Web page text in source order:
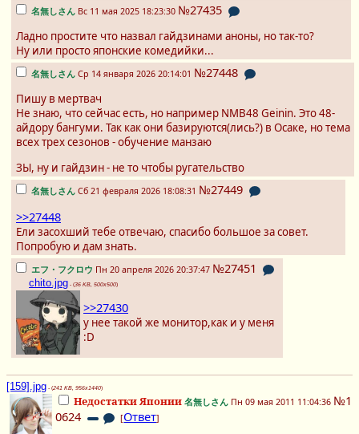
名無しさん Вс 11 мая 2025 18:23:30 №27435
Ладно простите что назвал гайдзинами аноны, но так-то?
Ну или просто японские комедийки...
名無しさん Ср 14 января 2026 20:14:01 №27448
Пишу в мертвач
Не знаю, что сейчас есть, но например NMB48 Geinin. Это 48-
айдору бангуми. Так как они базируются(лись?) в Осаке, но тема
всех трех сезонов - обучение манзаю
ЗЫ, ну и гайдзин - не то чтобы ругательство
名無しさん Сб 21 февраля 2026 18:08:31 №27449
>>27448
Ели засохший тебе отвечаю, спасибо большое за совет.
Попробую и дам знать.
エフ・フクロウ Пн 20 апреля 2026 20:37:47 №27451
chito.jpg - (36 KB, 500x500)
>>27430
у нее такой же монитор,как и у меня
:D
[159].jpg - (241 KB, 956x1440)
Недостатки Японии 名無しさんПн 09 мая 2011 11:04:36 №1
0624
[Ответ]